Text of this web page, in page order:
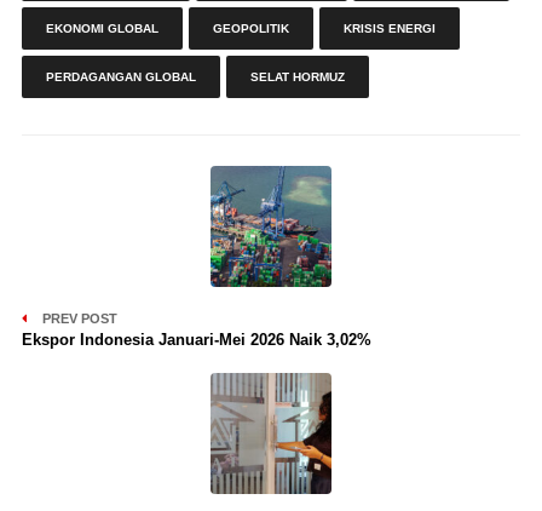
EKONOMI GLOBAL GEOPOLITIK KRISIS ENERGI
PERDAGANGAN GLOBAL SELAT HORMUZ
PREV POST
Ekspor Indonesia Januari-Mei 2026 Naik 3,02%